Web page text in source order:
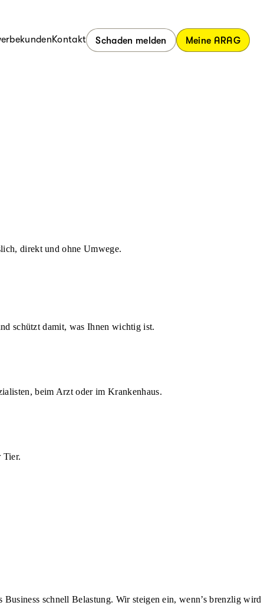
Kontakt Schaden melden Meine ARAG
direkt und ohne Umwege.
schützt damit, was Ihnen wichtig ist.
beim Arzt oder im Krankenhaus.
Tier.
schnell Belastung. Wir steigen ein, wenn’s brenzlig wird